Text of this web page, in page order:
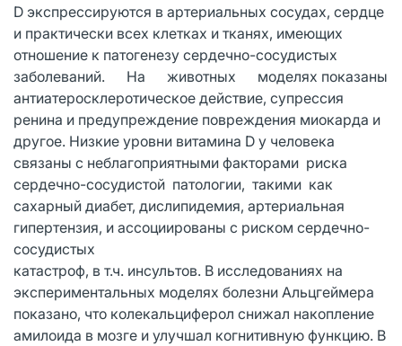
D экспрессируются в артериальных сосудах, сердце
и практически всех клетках и тканях, имеющих
отношение к патогенезу сердечно-сосудистых
заболеваний. На животных моделях показаны
антиатеросклеротическое действие, супрессия
ренина и предупреждение повреждения миокарда и
другое. Низкие уровни витамина D у человека
связаны с неблагоприятными факторами риска
сердечно-сосудистой патологии, такими как
сахарный диабет, дислипидемия, артериальная
гипертензия, и ассоциированы с риском сердечно-
сосудистых
катастроф, в т.ч. инсультов. В исследованиях на
экспериментальных моделях болезни Альцгеймера
показано, что колекальциферол снижал накопление
амилоида в мозге и улучшал когнитивную функцию. В